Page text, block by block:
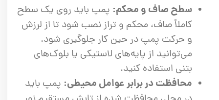
سطح صاف و محکم: پمپ باید روی یک سطح
کاملاً صاف، محکم و تراز نصب شود تا از لرزش
و حرکت پمپ در حین کار جلوگیری شود.
می‌توانید از پایه‌های لاستیکی یا بلوک‌های
بتنی استفاده کنید.
محافظت در برابر عوامل محیطی: پمپ باید